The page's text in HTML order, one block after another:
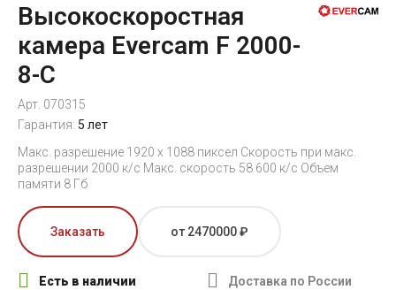
Высокоскоростная
камера Evercam F 2000-
8-С
Арт. 070315
Гарантия: 5 лет
Макс. разрешение 1920 x 1088 пиксел Скорость при макс.
разрешении 2000 к/c Макс. скорость 58 600 к/c Объем
памяти 8 Гб
Заказать от 2470000 ₽
Есть в наличии Доставка по России